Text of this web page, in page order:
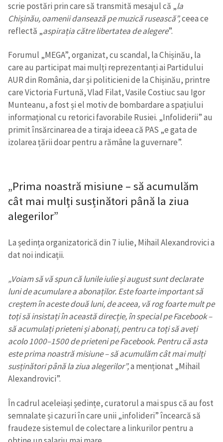
scrie postări prin care să transmită mesajul că „la
Chișinău, oamenii dansează pe muzică rusească”,ceea ce
reflectă „aspirația către libertatea de alegere”.
Forumul „MEGA”, organizat, cu scandal, la Chișinău, la
care au participat mai mulți reprezentanți ai Partidului
AUR din România, dar și politicieni de la Chișinău, printre
care Victoria Furtună, Vlad Filat, Vasile Costiuc sau Igor
Munteanu, a fost și el motiv de bombardare a spațiului
informațional cu retorici favorabile Rusiei. „Infoliderii” au
primit însărcinarea de a tiraja ideea că PAS „e gata de
izolarea țării doar pentru a rămâne la guvernare”.
„Prima noastră misiune – să acumulăm
cât mai mulți susținători până la ziua
alegerilor”
La ședința organizatorică din 7 iulie, Mihail Alexandrovici a
dat noi indicații.
„Voiam să vă spun că lunile iulie și august sunt declarate
luni de acumulare a abonaților. Este foarte important să
creștem în aceste două luni, de aceea, vă rog foarte mult pe
toți să insistați în această direcție, în special pe Facebook –
să acumulați prieteni și abonați, pentru ca toți să aveți
acolo 1000–1500 de prieteni pe Facebook. Pentru că asta
este prima noastră misiune – să acumulăm cât mai mulți
susținători până la ziua alegerilor”,a menționat „Mihail
Alexandrovici”.
În cadrul aceleiași ședințe, curatorul a mai spus că au fost
semnalate și cazuri în care unii „infolideri” încearcă să
fraudeze sistemul de colectare a linkurilor pentru a